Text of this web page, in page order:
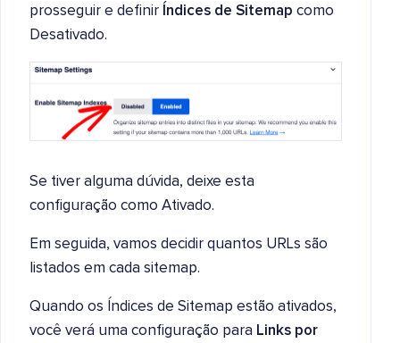
prosseguir e definir Índices de Sitemap como
Desativado.
Se tiver alguma dúvida, deixe esta
configuração como Ativado.
Em seguida, vamos decidir quantos URLs são
listados em cada sitemap.
Quando os Índices de Sitemap estão ativados,
você verá uma configuração para Links por